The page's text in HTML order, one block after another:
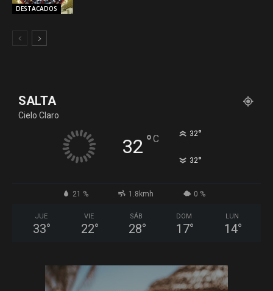
DESTACADOS
SALTA
Cielo Claro
32 °C 32°
32°
21 % 1.8kmh 0 %
JUE
33°
VIE
22°
SÁB
28°
DOM
17°
LUN
14°